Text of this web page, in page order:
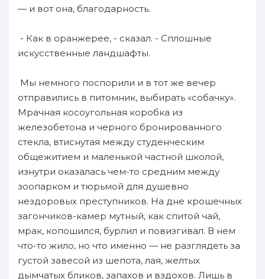
— и вот она, благодарность.
- Как в оранжерее, - сказал. - Сплошные
искусственные ландшафты.
Мы немного поспорили и в тот же вечер
отправились в питомник, выбирать «собачку».
Мрачная косоугольная коробка из
железобетона и черного бронированного
стекла, втиснутая между студенческим
общежитием и маленькой частной школой,
изнутри оказалась чем-то средним между
зоопарком и тюрьмой для душевно
нездоровых преступников. На дне крошечных
загончиков-камер мутный, как спитой чай,
мрак, копошился, бурлил и повизгивал. В нем
что-то жило, но что именно — не разглядеть за
густой завесой из шепота, лая, желтых
дымчатых бликов, запахов и вздохов. Лишь в